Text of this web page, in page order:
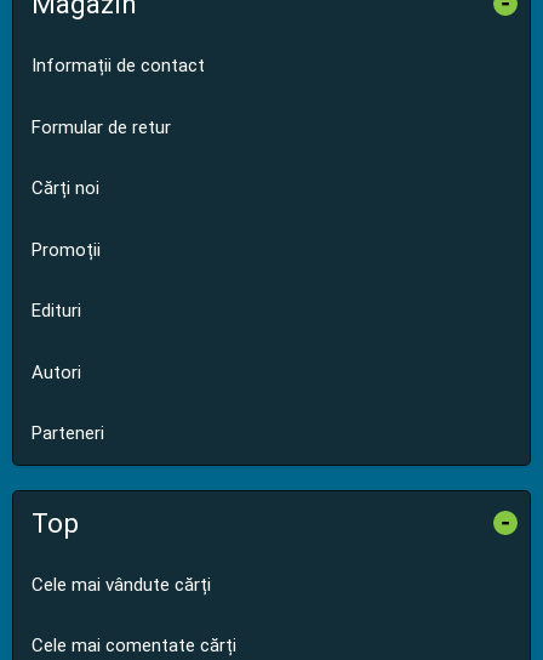
Informații de contact
Formular de retur
Cărți noi
Promoții
Edituri
Autori
Parteneri
Top -
Cele mai vândute cărți
Cele mai comentate cărți